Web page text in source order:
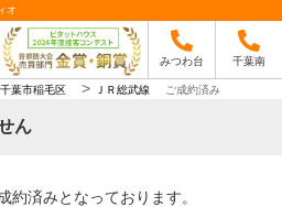
オ
みつわ台 千葉南
千葉市稲毛区 > ＪＲ総武線 ご成約済み
ん
約済みとなっております。